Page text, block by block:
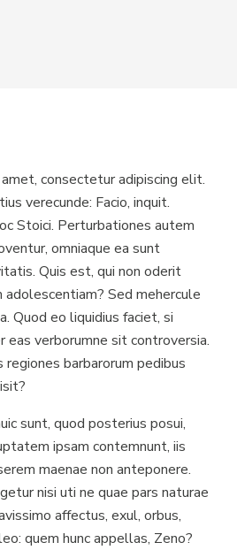
consectetur adipiscing elit.
verecunde: Facio, inquit.
Stoici. Perturbationes autem
omniaque ea sunt
Quis est, qui non oderit
Sed mehercule
Quod eo liquidius faciet, si
eas verborumne sit controversia.
barbarorum pedibus
sunt, quod posterius posui,
ipsam contemnunt, iis
maenae non anteponere.
nisi uti ne quae pars naturae
affectus, exul, orbus,
quem hunc appellas, Zeno?